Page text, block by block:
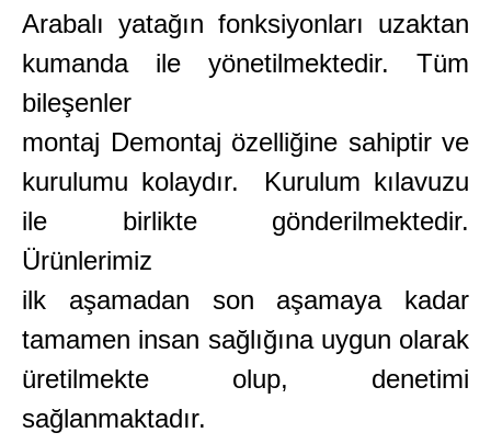
Arabalı yatağın fonksiyonları uzaktan
kumanda ile yönetilmektedir. Tüm
bileşenler
montaj Demontaj özelliğine sahiptir ve
kurulumu kolaydır. Kurulum kılavuzu
ile birlikte gönderilmektedir.
Ürünlerimiz
ilk aşamadan son aşamaya kadar
tamamen insan sağlığına uygun olarak
üretilmekte olup, denetimi
sağlanmaktadır.